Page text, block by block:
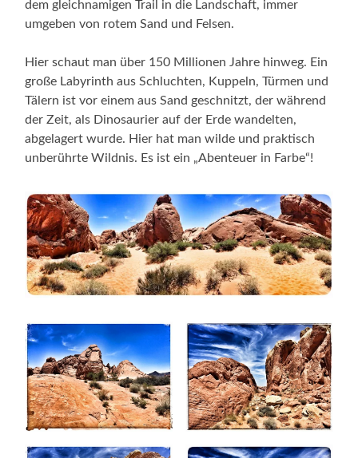
dem gleichnamigen Trail in die Landschaft, immer
umgeben von rotem Sand und Felsen.
Hier schaut man über 150 Millionen Jahre hinweg. Ein
große Labyrinth aus Schluchten, Kuppeln, Türmen und
Tälern ist vor einem aus Sand geschnitzt, der während
der Zeit, als Dinosaurier auf der Erde wandelten,
abgelagert wurde. Hier hat man wilde und praktisch
unberührte Wildnis. Es ist ein „Abenteuer in Farbe“!